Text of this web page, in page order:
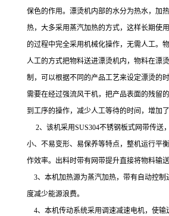
保色的作用。漂烫机内部的水分为热水，加
热，大多采用蒸汽加热的方式，这样长期使
的过程中完全采用机械化操作，无需人工。
人工的方式把物料送进漂烫机内，物料在漂
制，可以根据不同的产品工艺来设定漂烫的
需要在经过强流风干机，把产品表面的残留
到工序的操作，减少人工等待的时间，增加
2、该机采用SUS304不锈钢板式网带传送
小、不易变形、易保养等特点，整机运行平
作效率。出料时带有网带提升直接将物料输
3、本机加热源为蒸汽加热，带有自动控制
度减少能源浪费。
4、本机传动系统采用调速减速电机，使输